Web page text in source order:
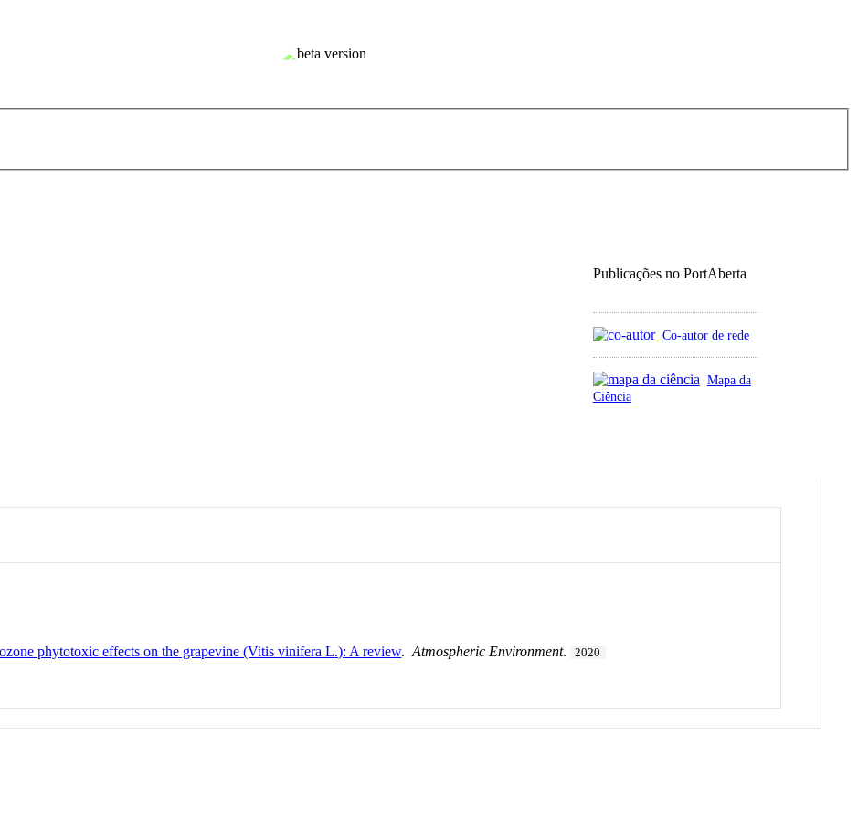
Publicações no PortAberta
Co-autor de rede
Mapa da
Ciência
phytotoxic effects on the grapevine (Vitis vinifera L.): A review.Atmospheric Environment. 2020